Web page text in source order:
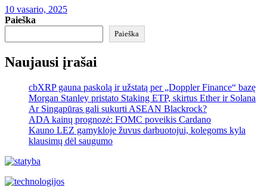
10 vasario, 2025
Paieška
Paieška
Naujausi įrašai
cbXRP gauna paskolą ir užstatą per „Doppler Finance“ bazę
Morgan Stanley pristato Staking ETP, skirtus Ether ir Solana
Ar Singapūras gali sukurti ASEAN Blackrock?
ADA kainų prognozė: FOMC poveikis Cardano
Kauno LEZ gamykloje žuvus darbuotojui, kolegoms kyla
klausimų dėl saugumo